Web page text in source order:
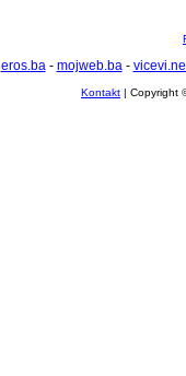
eros.ba- mojweb.ba-
Kontakt | Copyright